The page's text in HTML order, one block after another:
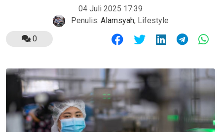
04 Juli 2025 17:39
Penulis: Alamsyah, Lifestyle
0